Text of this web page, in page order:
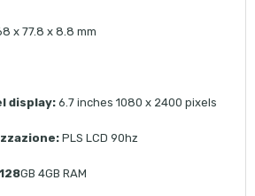
x 77.8 x 8.8 mm
display:6.7 inches 1080 x 2400 pixels
PLS LCD 90hz
GB 4GB RAM